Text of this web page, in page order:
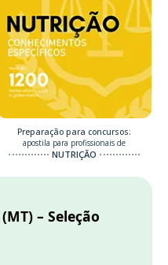
Preparação para concursos:
apostila para profissionais de
NUTRIÇÃO
– Seleção